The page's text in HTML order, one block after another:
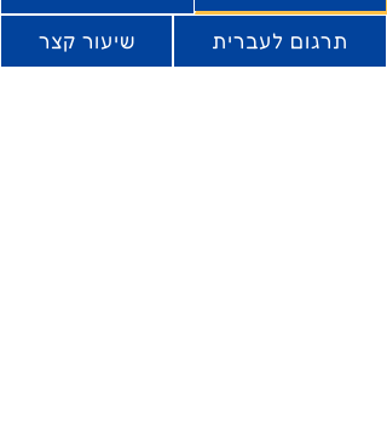
תרגום לעברית שיעור קצר